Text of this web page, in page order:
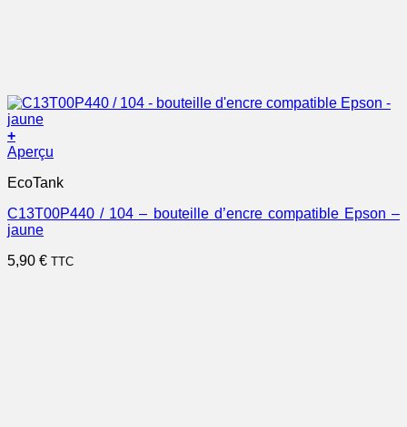
+
Aperçu
EcoTank
C13T00P440 / 104 – bouteille d’encre compatible Epson –
jaune
5,90 € TTC